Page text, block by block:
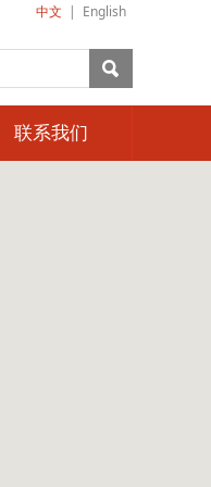
联系我们
中文 | English